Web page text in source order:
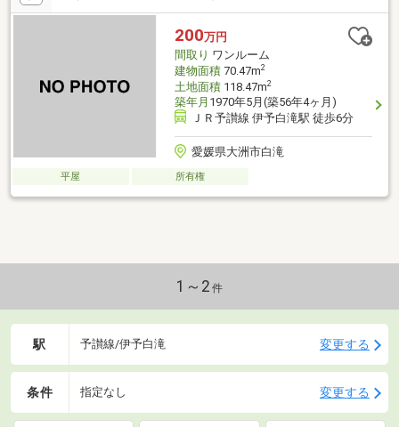
面化粧台交換●内装間取変更、玄関扉交換、床材上張り、シュー
ズボックス交換、クロス張替え、畳表替え、障子・襖張替え【お
すすめポイント】・本物件は条件により住宅ローン減税が適用さ
200万円
間取り ワンルーム
建物面積70.47m2
土地面積118.47m2
築年月 1970年5月(築56年4ヶ月)
ＪＲ予讃線 伊予白滝駅 徒歩6分
愛媛県大洲市白滝
平屋 所有権
1～2 件
駅 予讃線/伊予白滝 変更する
条件 指定なし 変更する